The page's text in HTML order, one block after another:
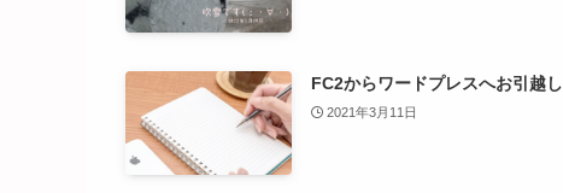
FC2からワードプレスへお引越し
2021年3月11日